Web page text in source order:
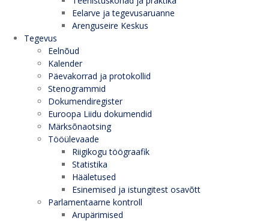
Eelarve ja tegevusaruanne
Arenguseire Keskus
Tegevus
Eelnõud
Kalender
Päevakorrad ja protokollid
Stenogrammid
Dokumendiregister
Euroopa Liidu dokumendid
Märksõnaotsing
Tööülevaade
Riigikogu töögraafik
Statistika
Hääletused
Esinemised ja istungitest osavõtt
Parlamentaarne kontroll
Arupärimised